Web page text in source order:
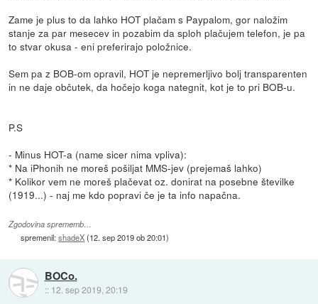
Zame je plus to da lahko HOT plačam s Paypalom, gor naložim
stanje za par mesecev in pozabim da sploh plačujem telefon, je pa
to stvar okusa - eni preferirajo položnice.
Sem pa z BOB-om opravil, HOT je nepremerljivo bolj transparenten
in ne daje občutek, da hočejo koga nategnit, kot je to pri BOB-u.
P.S
- Minus HOT-a (name sicer nima vpliva):
* Na iPhonih ne moreš pošiljat MMS-jev (prejemaš lahko)
* Kolikor vem ne moreš plačevat oz. donirat na posebne številke
(1919...) - naj me kdo popravi če je ta info napačna.
Zgodovina sprememb…
spremenil:shadeX(12. sep 2019 ob 20:01)
BOCo.
:: 12. sep 2019, 20:19